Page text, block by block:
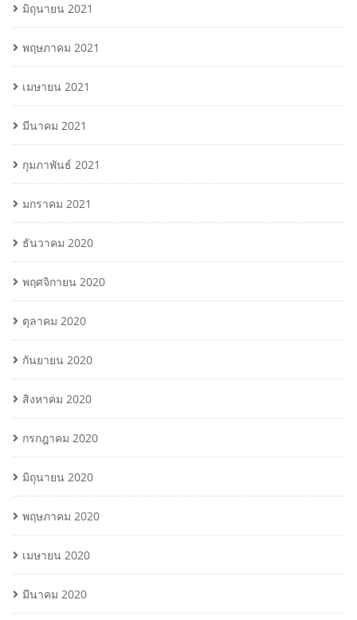
มิถุนายน 2021
พฤษภาคม 2021
เมษายน 2021
มีนาคม 2021
กุมภาพันธ์ 2021
มกราคม 2021
ธันวาคม 2020
พฤศจิกายน 2020
ตุลาคม 2020
กันยายน 2020
สิงหาคม 2020
กรกฎาคม 2020
มิถุนายน 2020
พฤษภาคม 2020
เมษายน 2020
มีนาคม 2020